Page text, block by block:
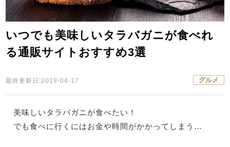
いつでも美味しいタラバガニが食べれ
る通販サイトおすすめ3選
最終更新日:2019-04-17 グルメ
美味しいタラバガニが食べたい！
でも食べに行くにはお金や時間がかかってしまう…